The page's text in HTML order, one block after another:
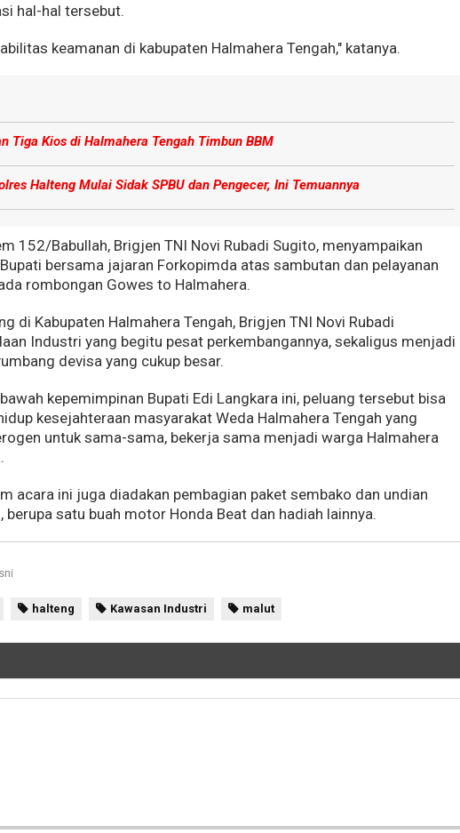
hal-hal tersebut.
keamanan di kabupaten Halmahera Tengah," katanya.
Tiga Kios di Halmahera Tengah Timbun BBM
Halteng Mulai Sidak SPBU dan Pengecer, Ini Temuannya
152/Babullah, Brigjen TNI Novi Rubadi Sugito, menyampaikan
bersama jajaran Forkopimda atas sambutan dan pelayanan
rombongan Gowes to Halmahera.
di Kabupaten Halmahera Tengah, Brigjen TNI Novi Rubadi
Industri yang begitu pesat perkembangannya, sekaligus menjadi
devisa yang cukup besar.
kepemimpinan Bupati Edi Langkara ini, peluang tersebut bisa
kesejahteraan masyarakat Weda Halmahera Tengah yang
untuk sama-sama, bekerja sama menjadi warga Halmahera
acara ini juga diadakan pembagian paket sembako dan undian
berupa satu buah motor Honda Beat dan hadiah lainnya.
halteng Kawasan Industri malut